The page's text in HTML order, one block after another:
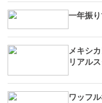
一年振
メキシ
リアル
ワッフ